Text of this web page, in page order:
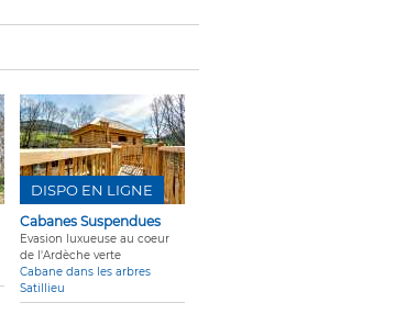
Cabanes Suspendues
Evasion luxueuse au coeur
de l'Ardèche verte
Cabane dans les arbres
Satillieu
DISPO EN LIGNE